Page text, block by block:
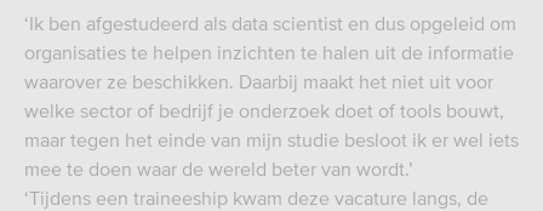
‘Ik ben afgestudeerd als data scientist en dus opgeleid om
organisaties te helpen inzichten te halen uit de informatie
waarover ze beschikken. Daarbij maakt het niet uit voor
welke sector of bedrijf je onderzoek doet of tools bouwt,
maar tegen het einde van mijn studie besloot ik er wel iets
mee te doen waar de wereld beter van wordt.’
‘Tijdens een traineeship kwam deze vacature langs, de